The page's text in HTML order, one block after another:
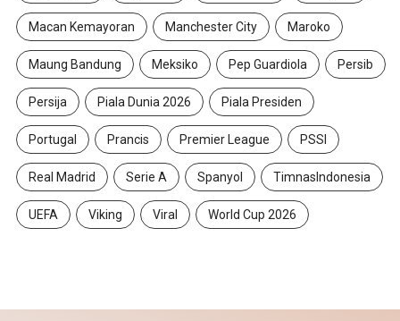
Macan Kemayoran Manchester City Maroko
Maung Bandung Meksiko Pep Guardiola Persib
Persija Piala Dunia 2026 Piala Presiden
Portugal Prancis Premier League PSSI
Real Madrid Serie A Spanyol TimnasIndonesia
UEFA Viking Viral World Cup 2026